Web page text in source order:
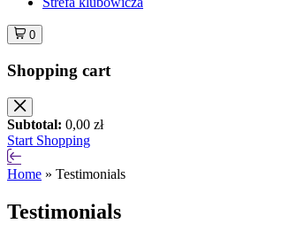
0
Shopping cart
Subtotal: 0,00 zł
Start Shopping
Home » Testimonials
Testimonials